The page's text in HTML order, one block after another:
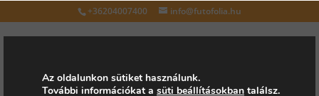
+36204007400 info@futofolia.hu
Az oldalunkon sütiket használunk.
További információkat a süti beállításokban találsz.